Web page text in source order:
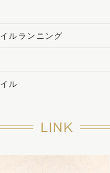
ルランニング
ル
LINK